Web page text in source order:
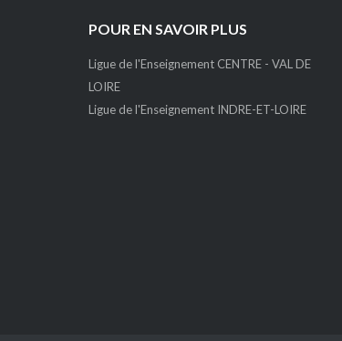
POUR EN SAVOIR PLUS
Ligue de l'Enseignement CENTRE - VAL DE
LOIRE
Ligue de l'Enseignement INDRE-ET-LOIRE